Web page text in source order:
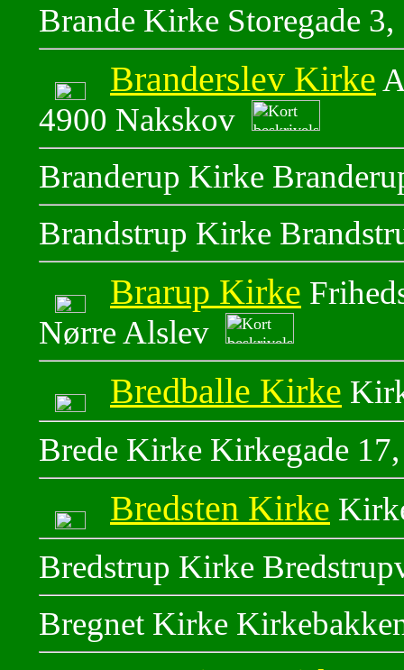
Brande Kirke Storegade
Branderslev Kirke
4900 Nakskov
Branderup Kirke
Brandstrup Kirke
Brarup Kirke
Nørre Alslev
Bredballe Kirke
Brede Kirke Kirkegade
Bredsten Kirke
Bredstrup Kirke
Bregnet Kirke